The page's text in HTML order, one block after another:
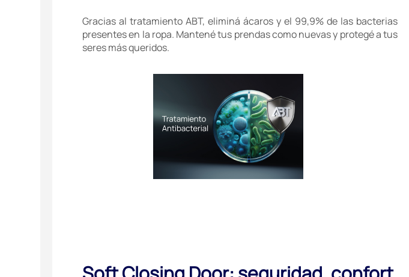
Gracias al tratamiento ABT, eliminá ácaros y el 99,9% de las bacterias
presentes en la ropa. Mantené tus prendas como nuevas y protegé a tus
seres más queridos.